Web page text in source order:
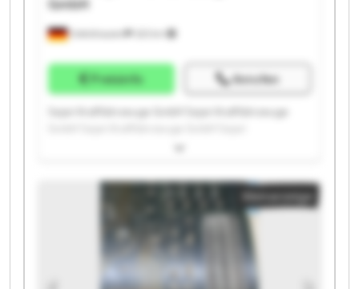
Odelzhausen
GmbH
Preisinfo Anrufen
Sejari Kraftfahrzeuge GmbH Sejari Kraftfahrzeuge
Kraftfahrzeuge GmbH Sejari Kraftfahrzeuge GmbH
GmbH Sejari Kraftfahrzeuge GmbH Sejari
Kraftfahrzeuge GmbH Sejari Kraftfahrzeuge GmbH
Sejari Kraftfahrzeuge GmbH Sejari Kraftfahrzeuge
GmbH Sejari Kraftfahrzeuge GmbH Sejari
Kraftfahrzeuge GmbH Sejari Kraftfahrzeuge GmbH
Sejari Kraftfahrzeuge GmbH Sejari Kraftfahrzeuge
GmbH Sejari Kraftfahrzeuge GmbH Sejari
Kleinanzeige